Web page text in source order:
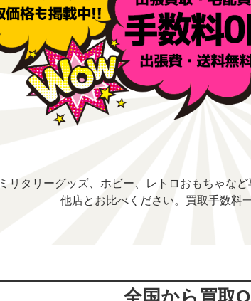
ミリタリーグッズ、ホビー、レトロおもちゃな
他店とお比べください。買取手数料
全国から買取